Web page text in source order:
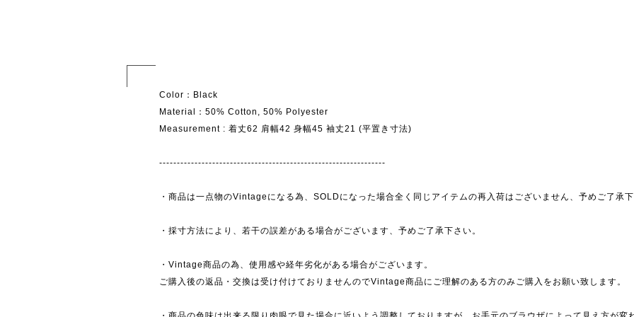
Color：Black
Material：50% Cotton, 50% Polyester
Measurement : 着丈62 肩幅42 身幅45 袖丈21 (平置き寸法)
----------------------------------------------------------------
・商品は一点物のVintageになる為、SOLDになった場合全く同じアイテムの再入荷はございません、予めご了承下
・採寸方法により、若干の誤差がある場合がございます、予めご了承下さい。
・Vintage商品の為、使用感や経年劣化がある場合がございます。
ご購入後の返品・交換は受け付けておりませんのでVintage商品にご理解のある方のみご購入をお願い致します。